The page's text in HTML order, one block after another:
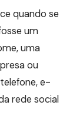
quando se
um
uma
ou
e-
rede social